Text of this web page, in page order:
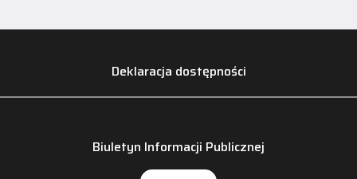
Deklaracja dostępności
Biuletyn Informacji Publicznej